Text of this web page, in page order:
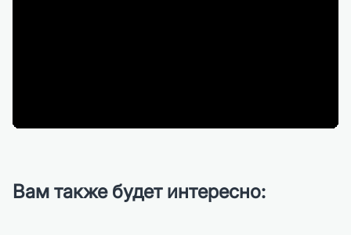
Вам также будет интересно: